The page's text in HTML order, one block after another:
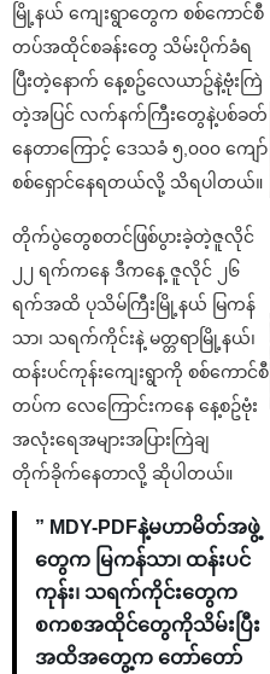
မြို့နယ် ကျေးရွာတွေက စစ်ကောင်စီ
တပ်အထိုင်စခန်းတွေ သိမ်းပိုက်ခံရ
ပြီးတဲ့နောက် နေ့စဥ်လေယာဥ်နဲ့ဗုံးကြဲ
တဲ့အပြင် လက်နက်ကြီးတွေနဲ့ပစ်ခတ်
နေတာကြောင့် ဒေသခံ ၅,၀၀၀ ကျော်
စစ်ရှောင်နေရတယ်လို့ သိရပါတယ်။
တိုက်ပွဲတွေစတင်ဖြစ်ပွားခဲ့တဲ့ဇူလိုင်
၂၂ ရက်ကနေ ဒီကနေ့ ဇူလိုင် ၂၆
ရက်အထိ ပုသိမ်ကြီးမြို့နယ် မြကန်
သာ၊ သရက်ကိုင်းနဲ့ မတ္တရာမြို့နယ်၊
ထန်းပင်ကုန်းကျေးရွာကို စစ်ကောင်စီ
တပ်က လေကြောင်းကနေ နေ့စဥ်ဗုံး
အလုံးရေအများအပြားကြဲချ
တိုက်ခိုက်နေတာလို့ ဆိုပါတယ်။
” MDY-PDFနဲ့မဟာမိတ်အဖွဲ့
တွေက မြကန်သာ၊ ထန်းပင်
ကုန်း၊ သရက်ကိုင်းတွေက
စကစအထိုင်တွေကိုသိမ်းပြီး
အထိအတွေ့က တော်တော်